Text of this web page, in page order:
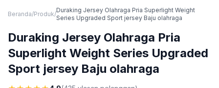
Beranda/Produk/
Duraking Jersey Olahraga Pria Superlight Weight
Series Upgraded Sport jersey Baju olahraga
Duraking Jersey Olahraga Pria
Superlight Weight Series Upgraded
Sport jersey Baju olahraga